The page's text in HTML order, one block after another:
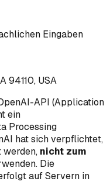
Eingaben
94110, USA
API (Application
ein
Processing
hat sich verpflichtet,
werden, nicht zum
Die
auf Servern in